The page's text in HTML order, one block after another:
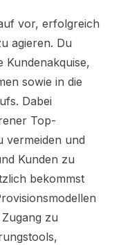
vor, erfolgreich
agieren. Du
Kundenakquise,
sowie in die
Dabei
Top-
vermeiden und
Kunden zu
bekommst
zu